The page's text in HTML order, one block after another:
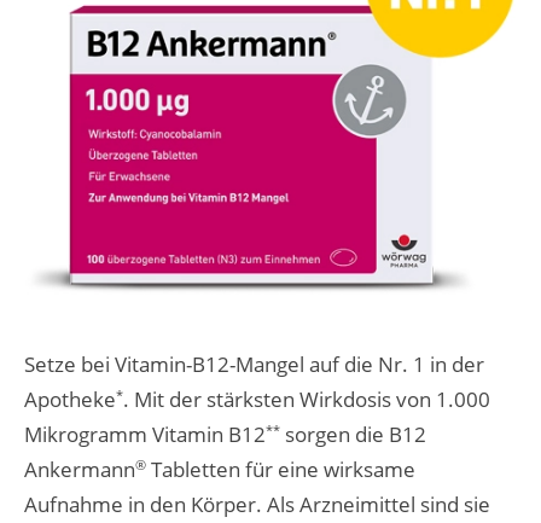
Setze bei Vitamin-B12-Mangel auf die Nr. 1 in der
Apotheke*. Mit der stärksten Wirkdosis von 1.000
Mikrogramm Vitamin B12** sorgen die B12
Ankermann® Tabletten für eine wirksame
Aufnahme in den Körper. Als Arzneimittel sind sie